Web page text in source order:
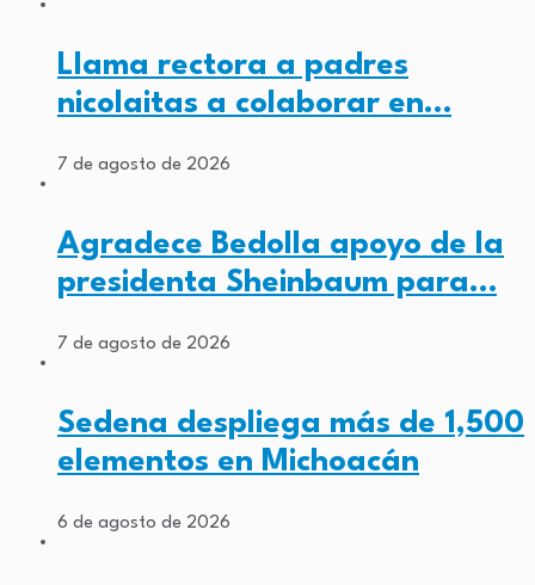
Llama rectora a padres
nicolaitas a colaborar en…
7 de agosto de 2026
Agradece Bedolla apoyo de la
presidenta Sheinbaum para…
7 de agosto de 2026
Sedena despliega más de 1,500
elementos en Michoacán
6 de agosto de 2026